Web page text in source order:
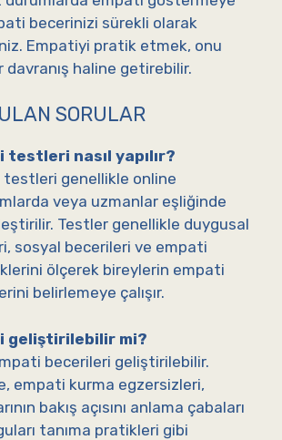
becerinizi sürekli olarak
Empatiyi pratik etmek, onu
davranış haline getirebilir.
SORULAR
testleri nasıl yapılır?
testleri genellikle online
veya uzmanlar eşliğinde
Testler genellikle duygusal
sosyal becerileri ve empati
ölçerek bireylerin empati
belirlemeye çalışır.
geliştirilebilir mi?
becerileri geliştirilebilir.
empati kurma egzersizleri,
bakış açısını anlama çabaları
tanıma pratikleri gibi